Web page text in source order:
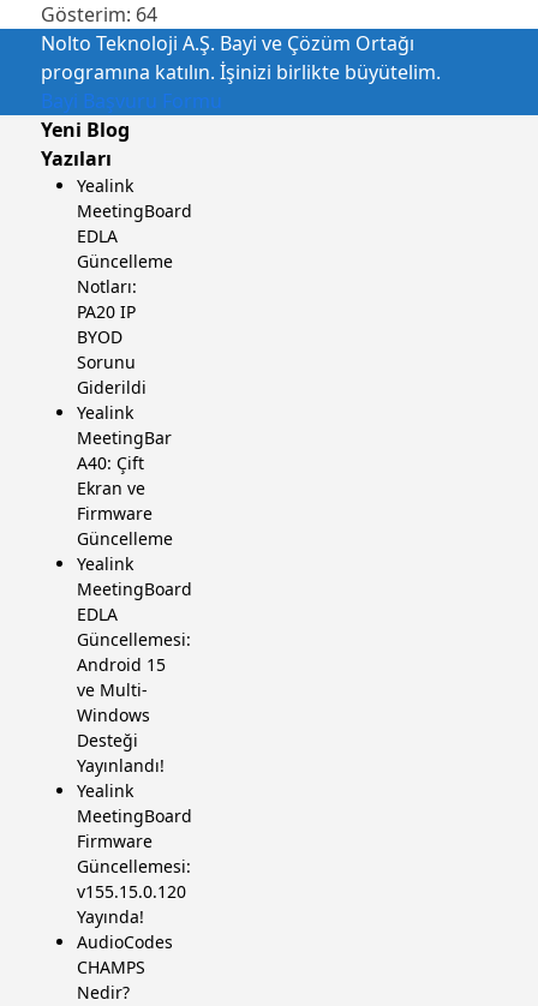
Gösterim: 64
Nolto Teknoloji A.Ş. Bayi ve Çözüm Ortağı
programına katılın. İşinizi birlikte büyütelim.
Bayi Başvuru Formu
Yeni Blog
Yazıları
Yealink
MeetingBoard
EDLA
Güncelleme
Notları:
PA20 IP
BYOD
Sorunu
Giderildi
Yealink
MeetingBar
A40: Çift
Ekran ve
Firmware
Güncelleme
Yealink
MeetingBoard
EDLA
Güncellemesi:
Android 15
ve Multi-
Windows
Desteği
Yayınlandı!
Yealink
MeetingBoard
Firmware
Güncellemesi:
v155.15.0.120
Yayında!
AudioCodes
CHAMPS
Nedir?